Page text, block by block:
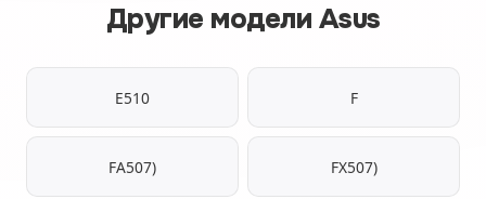
Другие модели Asus
E510 F
FA507) FX507)